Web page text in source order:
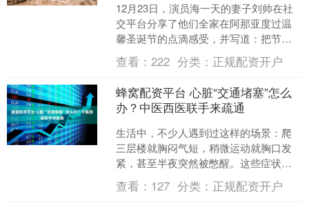
12月23日，演员海一天的妻子刘帅在社
交平台分享了他们全家在阿那亚度过温
馨圣诞节的点滴感受，并写道：把节日
过成了日子。这段话透露出他们享受家
庭时光的平静与幸福。....
查看：222 分类： 正规配资开户
蜂窝配资平台 心脏“交通堵塞”怎么
办？中医西医联手来疏通
生活中，不少人遇到过这样的场景：爬
三层楼就胸闷气短，稍微运动就胸口发
紧，甚至半夜突然被憋醒。这些症状背
后，可能是心脏的“交通系统”——冠状动
脉出了问题。当血管里....
查看： 127 分类： 正规配资开户